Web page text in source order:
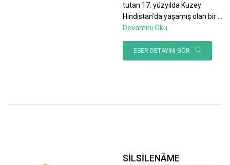
tutan 17. yüzyılda Kuzey
Hindistan’da yaşamış olan bir
Devamını Oku
ESER DETAYINI GÖR
SİLSİLENÂME